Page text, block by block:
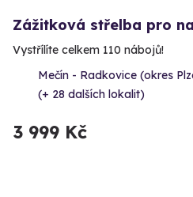
Zážitková střelba pro
Vystřílíte celkem 110 nábojů!
Mečín - Radkovice (okres
(+ 28 dalších lokalit)
3 999 Kč